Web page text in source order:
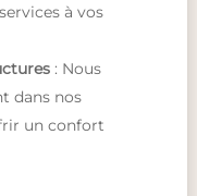
à vos
: Nous
dans nos
un confort